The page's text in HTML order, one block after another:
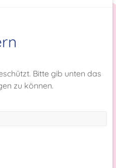
Bitte gib unten das
zu können.